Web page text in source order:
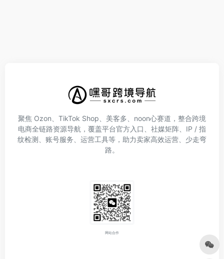
聚焦 Ozon、TikTok Shop、美客多、noon心赛道，整合跨境
电商全链路资源导航，覆盖平台官方入口、社媒矩阵、IP / 指
纹检测、账号服务、运营工具等，助力卖家高效运营、少走弯
路。
网站合作